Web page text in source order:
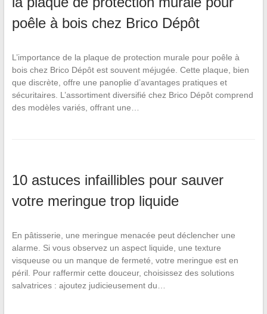
poêle à bois chez Brico Dépôt
L’importance de la plaque de protection murale pour poêle à
bois chez Brico Dépôt est souvent méjugée. Cette plaque, bien
que discrète, offre une panoplie d’avantages pratiques et
sécuritaires. L’assortiment diversifié chez Brico Dépôt comprend
des modèles variés, offrant une…
10 astuces infaillibles pour sauver
votre meringue trop liquide
En pâtisserie, une meringue menacée peut déclencher une
alarme. Si vous observez un aspect liquide, une texture
visqueuse ou un manque de fermeté, votre meringue est en
péril. Pour raffermir cette douceur, choisissez des solutions
salvatrices : ajoutez judicieusement du…